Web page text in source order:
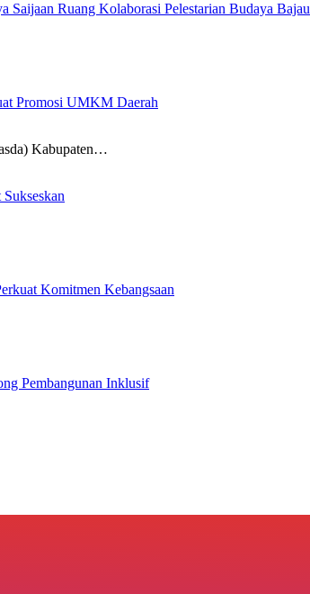
Saijaan Ruang Kolaborasi Pelestarian Budaya Bajau
Promosi UMKM Daerah
Kabupaten…
Komitmen Kebangsaan
Pembangunan Inklusif